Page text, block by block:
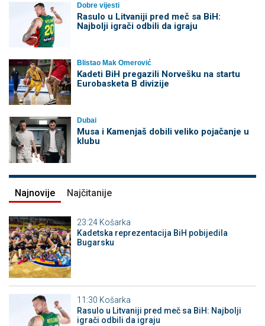
Dobre vijesti
Rasulo u Litvaniji pred meč sa BiH:
Najbolji igrači odbili da igraju
Blistao Mak Omerović
Kadeti BiH pregazili Norvešku na startu
Eurobasketa B divizije
Dubai
Musa i Kamenjaš dobili veliko pojačanje u
klubu
Najnovije Najčitanije
23:24 Košarka
Kadetska reprezentacija BiH pobijedila
Bugarsku
11:30 Košarka
Rasulo u Litvaniji pred meč sa BiH: Najbolji
igrači odbili da igraju